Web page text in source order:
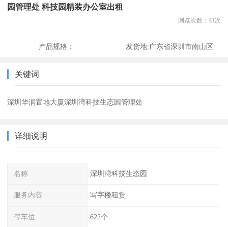
园管理处 科技园精装办公室出租
浏览次数： 41 次
产品规格： 发货地:广东省深圳市南山区
关键词
深圳华润置地大厦深圳湾科技生态园管理处
详细说明
名称 深圳湾科技生态园
服务内容 写字楼租赁
停车位 622个